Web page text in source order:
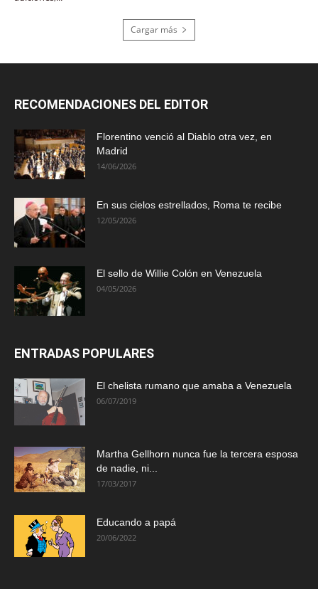
Cargar más
RECOMENDACIONES DEL EDITOR
Florentino venció al Diablo otra vez, en
Madrid
14/06/2026
En sus cielos estrellados, Roma te recibe
12/05/2026
El sello de Willie Colón en Venezuela
04/05/2026
ENTRADAS POPULARES
El chelista rumano que amaba a Venezuela
06/07/2019
Martha Gellhorn nunca fue la tercera esposa
de nadie, ni...
17/03/2017
Educando a papá
20/06/2022